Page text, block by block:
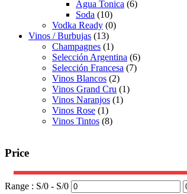
Agua Tonica (6)
Soda (10)
Vodka Ready (0)
Vinos / Burbujas (13)
Champagnes (1)
Selección Argentina (6)
Selección Francesa (7)
Vinos Blancos (2)
Vinos Grand Cru (1)
Vinos Naranjos (1)
Vinos Rose (1)
Vinos Tintos (8)
Price
Range : S/0 - S/0